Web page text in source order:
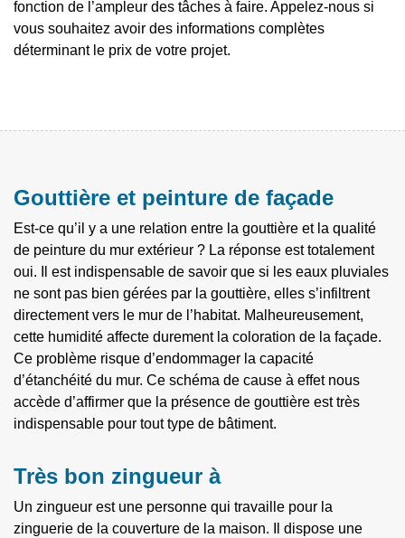
fonction de l’ampleur des tâches à faire. Appelez-nous si
vous souhaitez avoir des informations complètes
déterminant le prix de votre projet.
Gouttière et peinture de façade
Est-ce qu’il y a une relation entre la gouttière et la qualité
de peinture du mur extérieur ? La réponse est totalement
oui. Il est indispensable de savoir que si les eaux pluviales
ne sont pas bien gérées par la gouttière, elles s’infiltrent
directement vers le mur de l’habitat. Malheureusement,
cette humidité affecte durement la coloration de la façade.
Ce problème risque d’endommager la capacité
d’étanchéité du mur. Ce schéma de cause à effet nous
accède d’affirmer que la présence de gouttière est très
indispensable pour tout type de bâtiment.
Très bon zingueur à
Un zingueur est une personne qui travaille pour la
zinguerie de la couverture de la maison. Il dispose une